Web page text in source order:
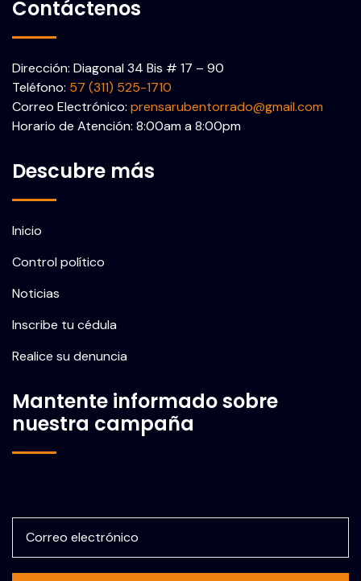
Contáctenos
Dirección: Diagonal 34 Bis # 17 – 90
Teléfono: 57 (311) 525-1710
Correo Electrónico: prensarubentorrado@gmail.com
Horario de Atención: 8:00am a 8:00pm
Descubre más
Inicio
Control político
Noticias
Inscribe tu cédula
Realice su denuncia
Mantente informado sobre
nuestra campaña